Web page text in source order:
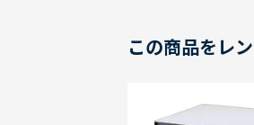
この商品をレ